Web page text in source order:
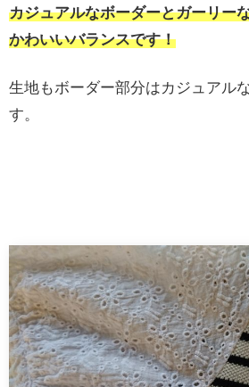
カジュアルなボーダーとガーリー
かわいいバランスです！
生地もボーダー部分はカジュアル
す。